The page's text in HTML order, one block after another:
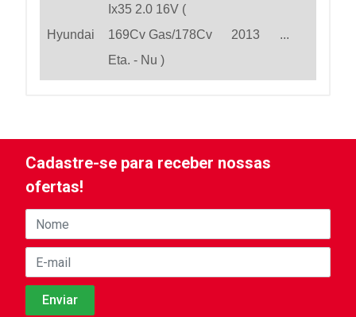
Hyundai
Ix35 2.0 16V (
169Cv Gas/178Cv
Eta. - Nu )
2013 ...
Cadastre-se para receber nossas
ofertas!